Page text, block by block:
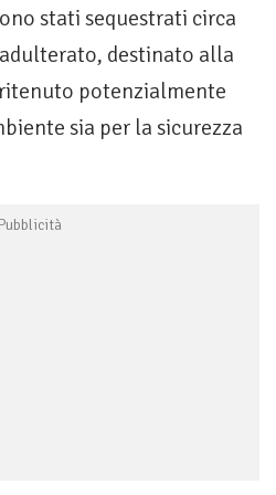
stati sequestrati circa
destinato alla
potenzialmente
sia per la sicurezza